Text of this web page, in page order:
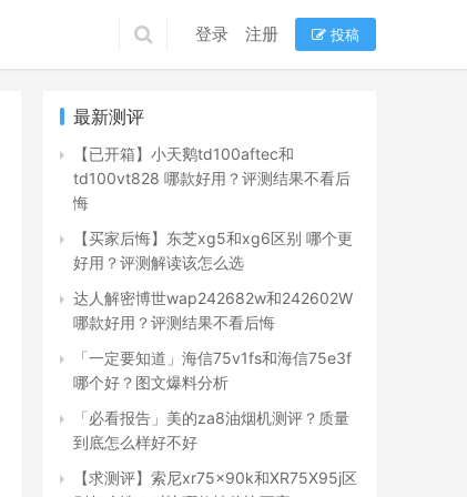
登录 注册 投稿
最新测评
【已开箱】小天鹅td100aftec和
td100vt828 哪款好用？评测结果不看后
悔
【买家后悔】东芝xg5和xg6区别 哪个更
好用？评测解读该怎么选
达人解密博世wap242682w和242602W
哪款好用？评测结果不看后悔
「一定要知道」海信75v1fs和海信75e3f
哪个好？图文爆料分析
「必看报告」美的za8油烟机测评？质量
到底怎么样好不好
【求测评】索尼xr75x90k和XR75X95j区